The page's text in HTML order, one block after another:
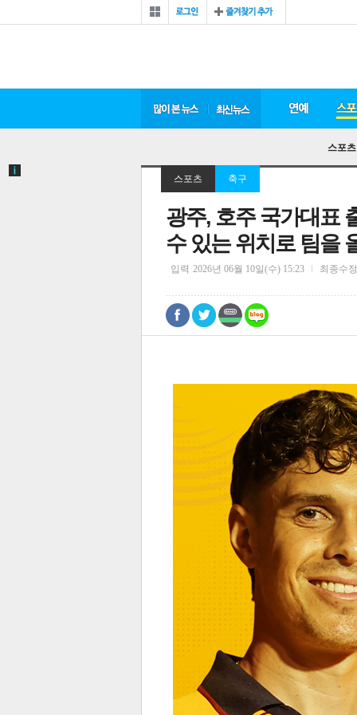
최신 뉴스 스
스포
스포츠 축구
광주, 호주 국가대표
수 있는 위치로 팀을
입력 2026년 06월 10일(수) 15:23 최종수정
페이 트위 밴드 네이
댓글
0